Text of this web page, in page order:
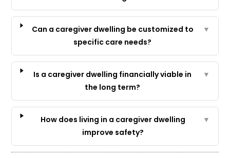
Can a caregiver dwelling be customized to
specific care needs?
▼
Is a caregiver dwelling financially viable in
the long term?
▼
How does living in a caregiver dwelling
improve safety?
▼